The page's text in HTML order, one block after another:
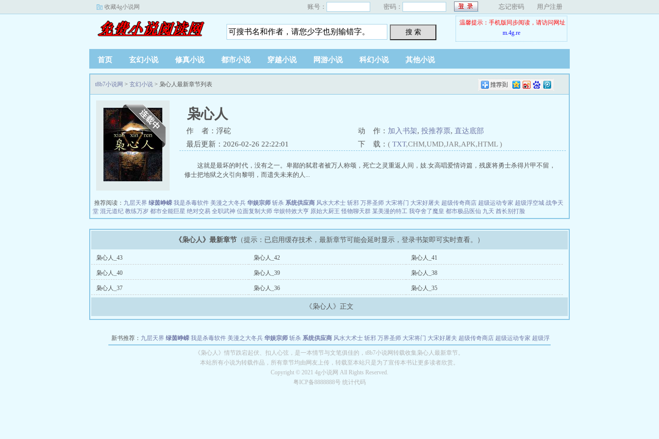
收藏4g小说网 账号： 密码： 忘记密码 用户注册
搜 索
温馨提示：手机版同步阅读，请访问网址
m.4g.re
首页 玄幻小说 修真小说 都市小说 穿越小说 网游小说 科幻小说 其他小说
t8b7小说网 > 玄幻小说 > 枭心人最新章节列表
枭心人
作 者：浮砣 动 作： 加入书架, 投推荐票, 直达底部
最后更新：2026-02-26 22:22:01
下 载： ( TXT,CHM,UMD,JAR,APK,HTML )
这就是最坏的时代，没有之一。卑鄙的弑君者被万人称颂，死亡之灵重返人间，妓.女高唱爱情诗篇，残废将勇士杀得片甲不留，
修士把地狱之火引向黎明，而遗失未来的人...
推荐阅读： 九层天界 绿茵峥嵘 我是杀毒软件 美漫之大冬兵 华娱宗师 斩杀 系统供应商 风水大术士 斩邪 万界圣师 大宋将门 大宋好屠夫 超级传奇商店 超级运动专家 超级浮空城 战争天
堂 混元道纪 教练万岁 都市全能巨星 绝对交易 全职武神 位面复制大师 华娱特效大亨 原始大厨王 怪物聊天群 某美漫的特工 我夺舍了魔皇 都市极品医仙 九天 酋长别打脸
《枭心人》最新章节 （提示：已启用缓存技术，最新章节可能会延时显示，登录书架即可实时查看。）
枭心人_43 枭心人_42 枭心人_41
枭心人_40 枭心人_39 枭心人_38
枭心人_37 枭心人_36 枭心人_35
《枭心人》正文
新书推荐： 九层天界 绿茵峥嵘 我是杀毒软件 美漫之大冬兵 华娱宗师 斩杀 系统供应商 风水大术士 斩邪 万界圣师 大宋将门 大宋好屠夫 超级传奇商店 超级运动专家 超级浮
都市全能巨星 绝对交易 全职武神 位面复制大师 华娱特效大亨 原始大厨王 怪物聊天群 某美漫的特工 我夺舍了魔皇
长别打脸
《枭心人》情节跌宕起伏、扣人心弦，是一本情节与文笔俱佳的，t8b7小说网转载收集枭心人最新章节。
本站所有小说为转载作品，所有章节均由网友上传，转载至本站只是为了宣传本书让更多读者欣赏。
Copyright © 2021 4g小说网 All Rights Reserved.
粤ICP备8888888号 统计代码